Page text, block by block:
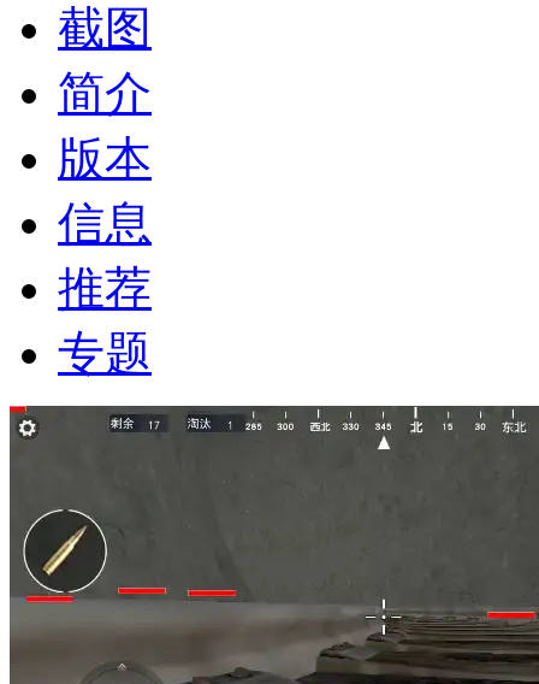
截图
简介
版本
信息
推荐
专题